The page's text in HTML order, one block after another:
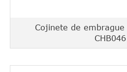
Cojinete de embrague
CHB046